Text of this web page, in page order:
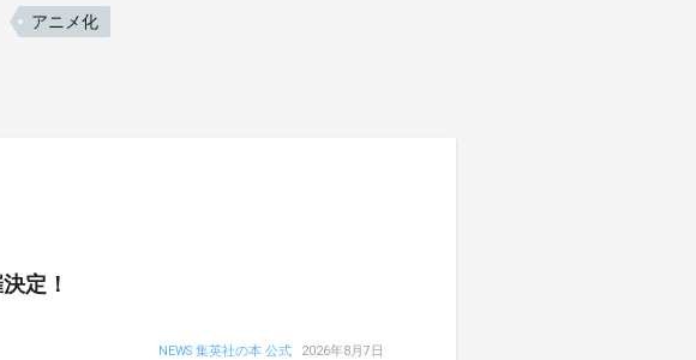
アニメ化
定！
NEWS 集英社の本 公式 2026年8月7日